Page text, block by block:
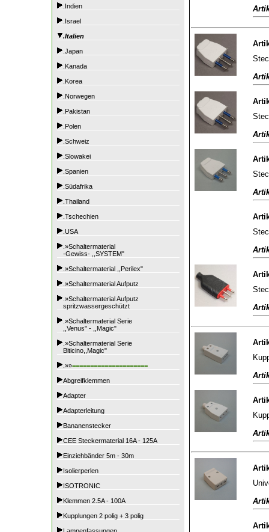
.Indien
.Israel
.Italien
.Japan
.Kanada
.Korea
.Norwegen
.Pakistan
.Polen
.Schweiz
.Slowakei
.Spanien
.Südafrika
.Thailand
.Tschechien
.USA
.»Schaltermaterial
-Gewiss- ,,SYSTEM"
.»Schaltermaterial ,,Perilex"
.»Schaltermaterial Aufputz
.»Schaltermaterial Aufputz
spritzwassergeschützt
.»Schaltermaterial Serie
,,Venus" - ,,Magic"
.»Schaltermaterial Serie
Biticino,,Magic"
.»»=====================
Abgreifklemmen
Adapter
Adapterleitung
Bananenstecker
CEE Steckermaterial 16A - 125A
Einziehbänder 5m - 30m
Isolierperlen
ISOTRONIC
Klemmen 2.5A - 100A
Kupplungen 2 polig + 3 polig